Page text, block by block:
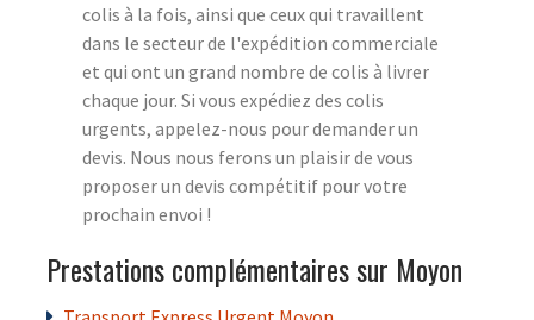
colis à la fois, ainsi que ceux qui travaillent
dans le secteur de l'expédition commerciale
et qui ont un grand nombre de colis à livrer
chaque jour. Si vous expédiez des colis
urgents, appelez-nous pour demander un
devis. Nous nous ferons un plaisir de vous
proposer un devis compétitif pour votre
prochain envoi !
Prestations complémentaires sur Moyon